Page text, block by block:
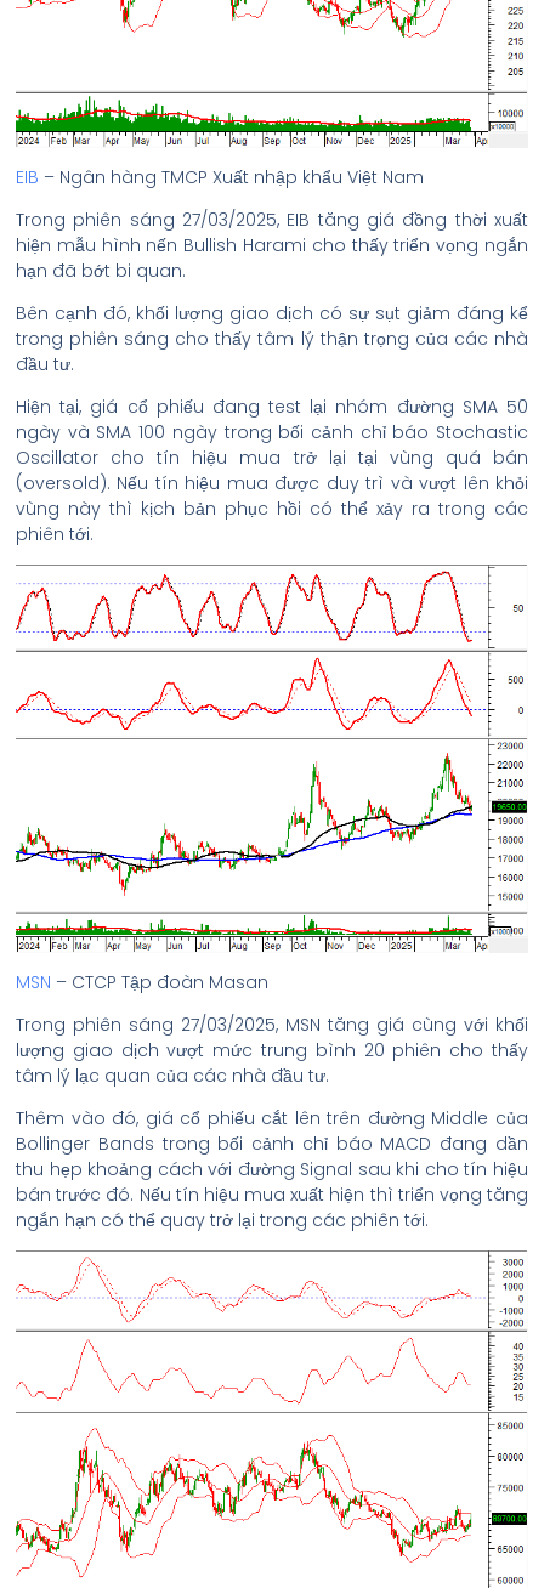
EIB – Ngân hàng TMCP Xuất nhập khẩu Việt Nam
Trong phiên sáng 27/03/2025, EIB tăng giá đồng thời xuất
hiện mẫu hình nến Bullish Harami cho thấy triển vọng ngắn
hạn đã bớt bi quan.
Bên cạnh đó, khối lượng giao dịch có sự sụt giảm đáng kể
trong phiên sáng cho thấy tâm lý thận trọng của các nhà
đầu tư.
Hiện tại, giá cổ phiếu đang test lại nhóm đường SMA 50
ngày và SMA 100 ngày trong bối cảnh chỉ báo Stochastic
Oscillator cho tín hiệu mua trở lại tại vùng quá bán
(oversold). Nếu tín hiệu mua được duy trì và vượt lên khỏi
vùng này thì kịch bản phục hồi có thể xảy ra trong các
phiên tới.
MSN – CTCP Tập đoàn Masan
Trong phiên sáng 27/03/2025, MSN tăng giá cùng với khối
lượng giao dịch vượt mức trung bình 20 phiên cho thấy
tâm lý lạc quan của các nhà đầu tư.
Thêm vào đó, giá cổ phiếu cắt lên trên đường Middle của
Bollinger Bands trong bối cảnh chỉ báo MACD đang dần
thu hẹp khoảng cách với đường Signal sau khi cho tín hiệu
bán trước đó. Nếu tín hiệu mua xuất hiện thì triển vọng tăng
ngắn hạn có thể quay trở lại trong các phiên tới.